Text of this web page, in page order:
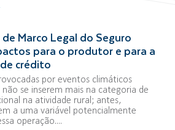
Marco Legal do Seguro
para o produtor e para a
crédito
por eventos climáticos
se inserem mais na categoria de
na atividade rural; antes,
a uma variável potencialmente
operação....